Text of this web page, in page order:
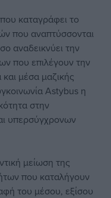
καταγράφει το
που αναπτύσσονται
αναδεικνύει την
που επιλέγουν την
μέσα μαζικής
Astybus η
στην
υπερσύγχρονων
μείωση της
που καταλήγουν
του μέσου, εξίσου